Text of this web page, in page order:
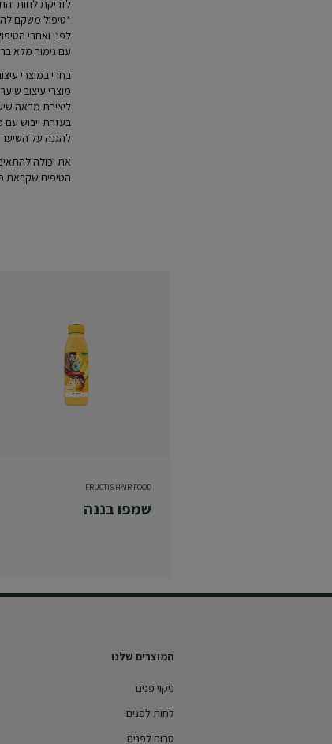
לזריקת לחות
*טיפול משקם
לפני ואחרי
עם גימור מלא
בחרי במוצרי
מוצרי עיצוב
ליצירת מראה
בעזרת ייבוש
להגנה על השיער
את יכולה
הטיפים שקראת
FRUCTIS HAIR FOOD
שמפו בננה
המוצרים שלנו
ניקוי פנים
לחות לפנים
סרום לפנים